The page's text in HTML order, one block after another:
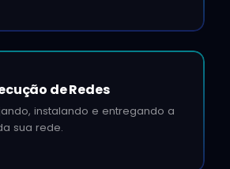
de Redes
instalando e entregando a
sua rede.